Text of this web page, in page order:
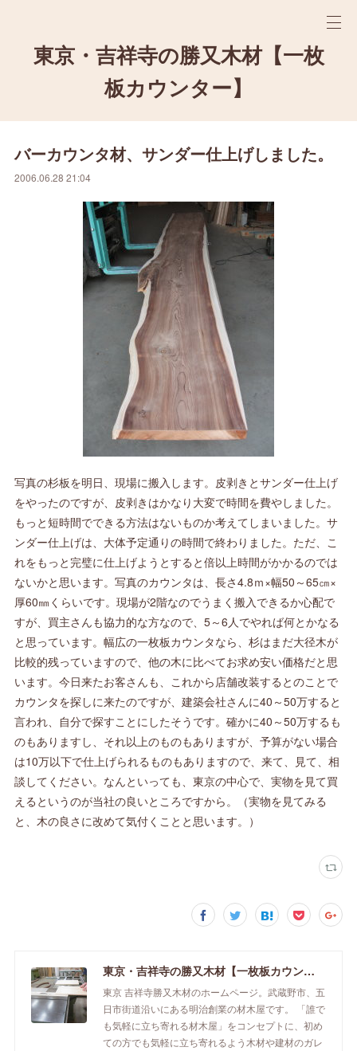
東京・吉祥寺の勝又木材【一枚
板カウンター】
バーカウンタ材、サンダー仕上げしました。
2006.06.28 21:04
写真の杉板を明日、現場に搬入します。皮剥きとサンダー仕上げ
をやったのですが、皮剥きはかなり大変で時間を費やしました。
もっと短時間でできる方法はないものか考えてしまいました。サ
ンダー仕上げは、大体予定通りの時間で終わりました。ただ、こ
れをもっと完璧に仕上げようとすると倍以上時間がかかるのでは
ないかと思います。写真のカウンタは、長さ4.8ｍ×幅50～65㎝×
厚60㎜くらいです。現場が2階なのでうまく搬入できるか心配で
すが、買主さんも協力的な方なので、5～6人でやれば何とかなる
と思っています。幅広の一枚板カウンタなら、杉はまだ大径木が
比較的残っていますので、他の木に比べてお求め安い価格だと思
います。今日来たお客さんも、これから店舗改装するとのことで
カウンタを探しに来たのですが、建築会社さんに40～50万すると
言われ、自分で探すことにしたそうです。確かに40～50万するも
のもありますし、それ以上のものもありますが、予算がない場合
は10万以下で仕上げられるものもありますので、来て、見て、相
談してください。なんといっても、東京の中心で、実物を見て買
えるというのが当社の良いところですから。（実物を見てみる
と、木の良さに改めて気付くことと思います。）
東京・吉祥寺の勝又木材【一枚板カウンター】
東京 吉祥寺勝又木材のホームページ。武蔵野市、五
日市街道沿いにある明治創業の材木屋です。 「誰で
も気軽に立ち寄れる材木屋」をコンセプトに、初め
ての方でも気軽に立ち寄れるよう木材や建材のガレ